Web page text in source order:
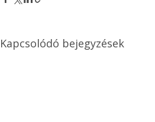
Kapcsolódó bejegyzések